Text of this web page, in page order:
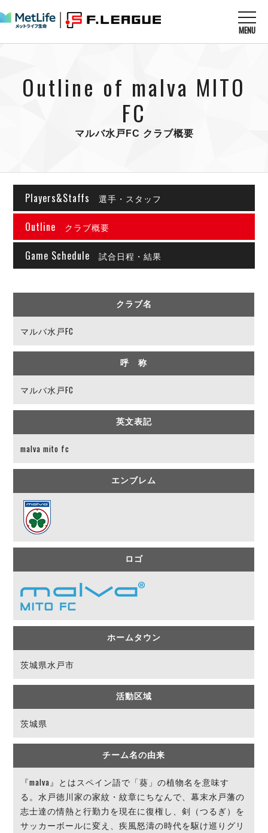
MENU
すべてのニュース
Ｆチャレンジリーグ
チケット
メディア情報
フットサル日本代表
その他
試合を観る MATCHES
メットライフ生命Ｆ１リーグ
戦績表
警告・退場・出場停止選手
個人ランキング｜ゴール
個人ランキング｜シュート
個人ランキング｜シュート成功率
メットライフ生命Ｆ２リーグ
試合日程
順位表
警告・退場・出場停止選手
個人ランキング｜シュート
個人ランキング｜シュート成功率
個人ランキング｜第2PK
メットライフ生命Ｆリーグカップ 2026
試合日程・結果
大会概要
アリーナ情報
クラブを知る CLUB
メットライフ生命Ｆ１リーグ
エスポラーダ北海道
バルドラール浦安
フウガドールすみだ
しながわシティ
立川アスレティックFC
ボアルース長野
名古屋オーシャンズ
シュライカー大阪
ボルクバレット北九州
メットライフ生命Ｆ２リーグ
ヴォスクオーレ仙台
リガーレヴィア葛飾
Y．S．C．C．横浜
ヴィンセドール白山
アグレミーナ浜松
ミラクルスマイル新居浜
チケットを買う
アリーナ情報 ARENA
リーグ概要 ABOUT US
日本フットサルリーグについて
大会概要
クラブライセンス関連
ディビジョン1 試合記録
ディビジョン2 試合記録
Ｆリーグカップ 試合記録
ハットトリック
担当審判員
選手の通算記録（Ｆ１）
エスポラーダ北海道
バルドラール浦安
フウガドールすみだ
立川アスレティックFC
ペスカドーラ町田
湘南ベルマーレ
ボアルース長野
名古屋オーシャンズ
ボルクバレット北九州
バサジィ大分
選手の通算記録（Ｆ２）
ヴォスクオーレ仙台
マルバ水戸FC
プロジェクト PROJECT
ABeam AWARD
DIVISION01
DIVISION
FOLLOW US!
Outline of malva MITO
FC
マルバ水戸FC クラブ概要
Players&Staffs 選手・スタッフ
Outline クラブ概要
Game Schedule 試合日程・結果
クラブ名
マルバ水戸FC
呼 称
マルバ水戸FC
英文表記
malva mito fc
エンブレム
ロゴ
ホームタウン
茨城県水戸市
活動区域
茨城県
チーム名の由来
『malva』とはスペイン語で「葵」の植物名を意味す
る。水戸徳川家の家紋・紋章にちなんで、幕末水戸藩の
志士達の情熱と行勤力を現在に復権し、剣（つるぎ）を
サッカーボールに変え、疾風怒濤の時代を駆け巡りグリ